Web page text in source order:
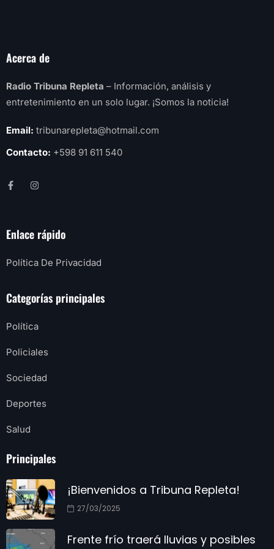
Acerca de
Radio Tribuna Repleta – Información, análisis y
entretenimiento en un solo lugar. ¡Somos la noticia!
Email: tribunarepleta@hotmail.com
Contacto: +598 91 611 540
Enlace rápido
Política De Privacidad
Categorías principales
Política
Policiales
Sociedad
Deportes
Salud
Principales
¡Bienvenidos a Tribuna Repleta!
27/03/2025
Frente frío traerá lluvias y posibles